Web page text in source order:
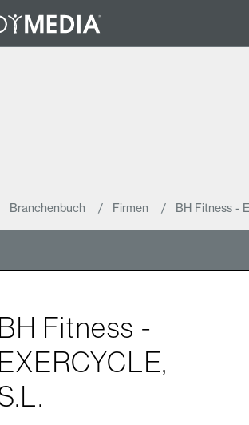
Branchenbuch Firmen BH Fitness -
BH Fitness -
EXERCYCLE,